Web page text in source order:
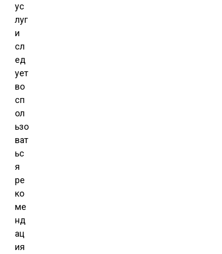
ус
луг
и
сл
ед
ует
во
сп
ол
ьзо
ват
ьс
я
ре
ко
ме
нд
ац
ия